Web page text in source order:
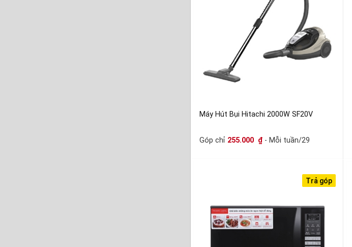
Máy Hút Bụi Hitachi 2000W SF20V
Góp chỉ 255.000 ₫ - Mỗi tuần/29
Trả góp